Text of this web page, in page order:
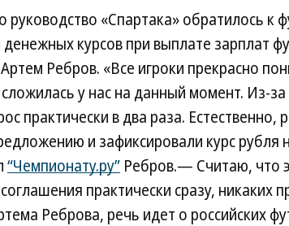
руководство «Спартака» обратилось к
курсов при выплате зарплат
Ребров. «Все игроки прекрасно
у нас на данный момент. Из-
практически в два раза.
и зафиксировали курс
“Чемпионату.ру” Ребров.— Считаю, что
практически сразу, никаких
Реброва, речь идет о российских